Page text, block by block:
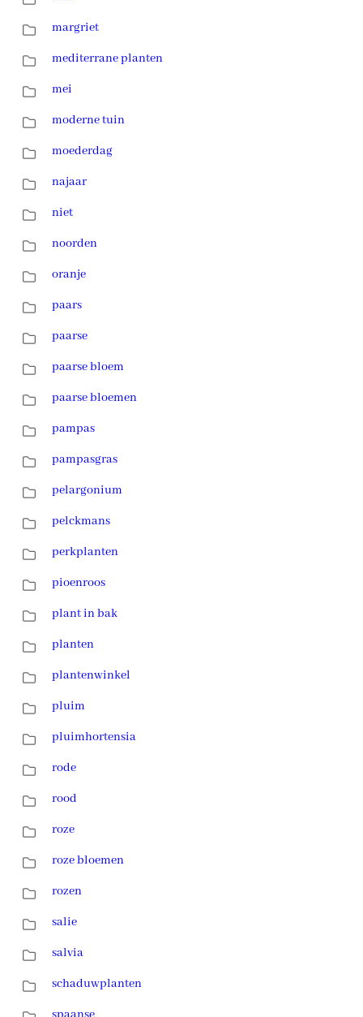
margriet
mediterrane planten
mei
moderne tuin
moederdag
najaar
niet
noorden
oranje
paars
paarse
paarse bloem
paarse bloemen
pampas
pampasgras
pelargonium
pelckmans
perkplanten
pioenroos
plant in bak
planten
plantenwinkel
pluim
pluimhortensia
rode
rood
roze
roze bloemen
rozen
salie
salvia
schaduwplanten